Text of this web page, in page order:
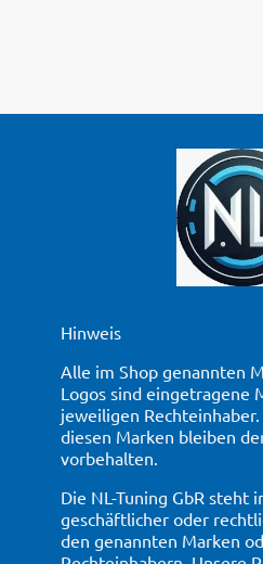
Hinweis
Alle im Shop genannten
Logos sind eingetragene
jeweiligen
diesen Marken bleiben
vorbehalten.
Die NL-Tuning GbR steht
geschäftlicher oder
den genannten Marken